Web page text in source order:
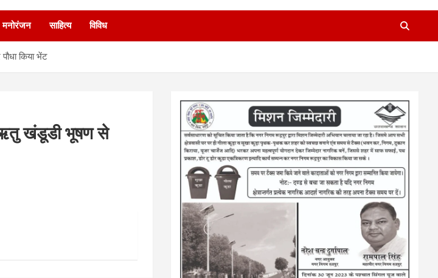
मनोरंजन साहित्य विविध
किया भेंट
ऋतु खंडूडी भूषण से